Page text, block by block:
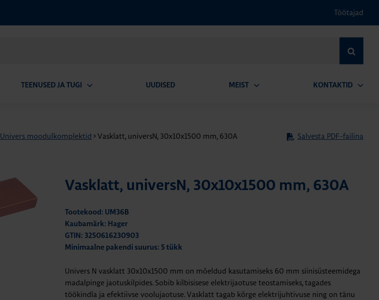
Töötajad
TEENUSED JA TUGI UUDISED MEIST KONTAKTID
Univers moodulkomplektid >Vasklatt, universN, 30x10x1500 mm, 630A Salvesta PDF-failina
Vasklatt, universN, 30x10x1500 mm, 630A
Tootekood: UM36B
Kaubamärk: Hager
GTIN: 3250616230903
Minimaalne pakendi suurus: 5 tükk
Univers N vasklatt 30x10x1500 mm on mõeldud kasutamiseks 60 mm siinisüsteemidega
madalpinge jaotuskilpides. Sobib kilbisisese elektrijaotuse teostamiseks, tagades
töökindla ja efektiivse voolujaotuse. Vasklatt tagab kõrge elektrijuhtivuse ning on tänu